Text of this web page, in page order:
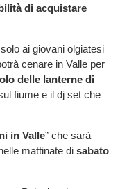
di acquistare
ai giovani olgiatesi
cenare in Valle per
delle lanterne di
fiume e il dj set che
in Valle” che sarà
mattinate di sabato